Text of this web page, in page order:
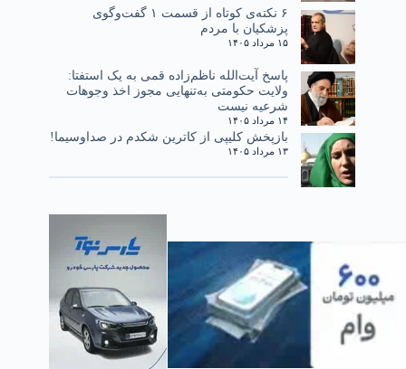
۶ نکته‌ی کوتاه از قسمت ۱ گفت‌وگوی
پزشکیان با مردم
۱۵ مرداد ۱۴۰۵
پاسخ آیت‌الله ناظم‌زاده قمی به یک استفتا:
ولایت حکومتی به‌تنهایی مجوز اخذ وجوهات
شرعیه نیست
۱۴ مرداد ۱۴۰۵
بازپخش کلیپی از کاترین شکدم در صداوسیما!
۱۳ مرداد ۱۴۰۵